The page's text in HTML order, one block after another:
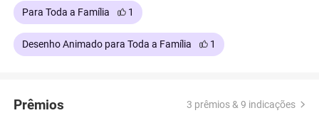
Para Toda a Família 1
Desenho Animado para Toda a Família 1
Prêmios 3 prêmios & 9 indicações